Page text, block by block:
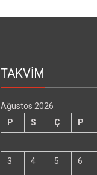
TAKVİM
Ağustos 2026
P
S Ç P
3
4 5 6